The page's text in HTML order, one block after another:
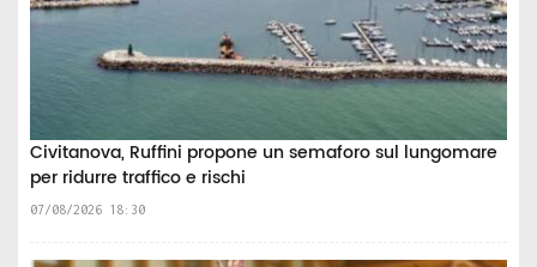
Civitanova, Ruffini propone un semaforo sul lungomare
per ridurre traffico e rischi
07/08/2026 18:30